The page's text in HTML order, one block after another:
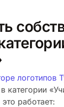
логотипов
категории
работает: